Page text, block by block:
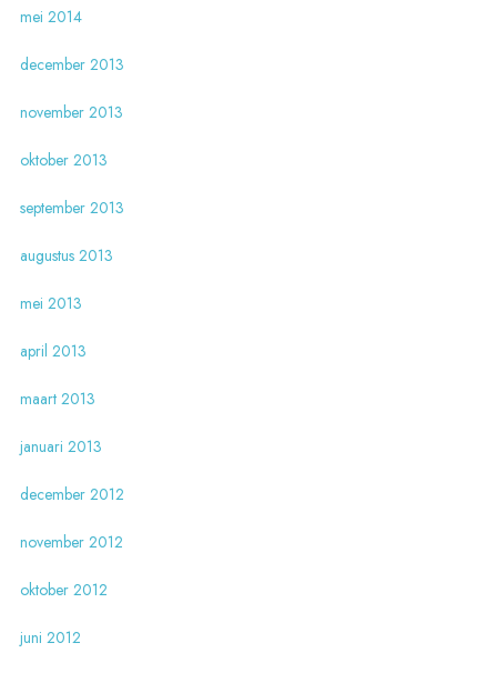
mei 2014
december 2013
november 2013
oktober 2013
september 2013
augustus 2013
mei 2013
april 2013
maart 2013
januari 2013
december 2012
november 2012
oktober 2012
juni 2012